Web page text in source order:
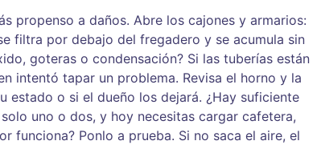
propenso a daños. Abre los cajones y armarios:
filtra por debajo del fregadero y se acumula sin
goteras o condensación? Si las tuberías están
intentó tapar un problema. Revisa el horno y la
estado o si el dueño los dejará. ¿Hay suficiente
uno o dos, y hoy necesitas cargar cafetera,
funciona? Ponlo a prueba. Si no saca el aire, el